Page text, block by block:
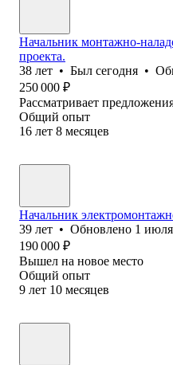
Начальник монтажно-
проекта.
38 лет • Был сегодня •
250 000 ₽
Рассматривает
Общий опыт
16 лет 8 месяцев
Начальник
39 лет • Обновлено 1 июля
190 000 ₽
Вышел на новое место
Общий опыт
9 лет 10 месяцев